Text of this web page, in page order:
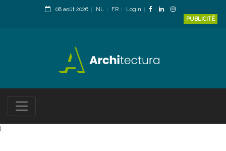
08 août 2026 NL FR
Login
PUBLICITÉ
}